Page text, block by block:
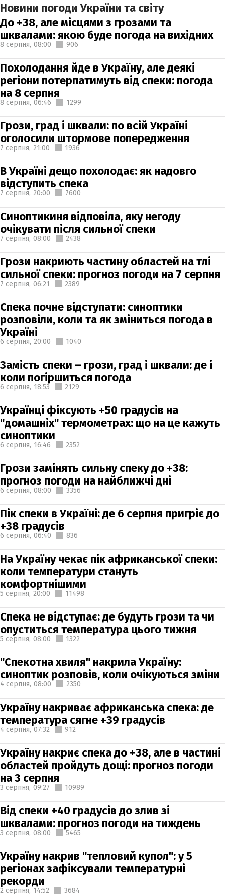
Новини погоди України та світу
До +38, але місцями з грозами та
шквалами: якою буде погода на вихідних
8 серпня, 08:00 906
Похолодання йде в Україну, але деякі
регіони потерпатимуть від спеки: погода
на 8 серпня
8 серпня, 06:46 1299
Грози, град і шквали: по всій Україні
оголосили штормове попередження
7 серпня, 21:00 1936
В Україні дещо похолодає: як надовго
відступить спека
7 серпня, 20:00 7600
Синоптикиня відповіла, яку негоду
очікувати після сильної спеки
7 серпня, 08:00 2438
Грози накриють частину областей на тлі
сильної спеки: прогноз погоди на 7 серпня
7 серпня, 06:21 2389
Спека почне відступати: синоптики
розповіли, коли та як зміниться погода в
Україні
6 серпня, 20:00 1040
Замість спеки – грози, град і шквали: де і
коли погіршиться погода
6 серпня, 18:53 2129
Українці фіксують +50 градусів на
"домашніх" термометрах: що на це кажуть
синоптики
6 серпня, 16:46 2352
Грози замінять сильну спеку до +38:
прогноз погоди на найближчі дні
6 серпня, 08:00 3356
Пік спеки в Україні: де 6 серпня пригріє до
+38 градусів
6 серпня, 06:40 836
На Україну чекає пік африканської спеки:
коли температури стануть
комфортнішими
5 серпня, 20:00 11498
Спека не відступає: де будуть грози та чи
опуститься температура цього тижня
5 серпня, 08:00 1322
"Спекотна хвиля" накрила Україну:
синоптик розповів, коли очікуються зміни
4 серпня, 08:00 2350
Україну накриває африканська спека: де
температура сягне +39 градусів
4 серпня, 07:32 912
Україну накриє спека до +38, але в частині
областей пройдуть дощі: прогноз погоди
на 3 серпня
3 серпня, 09:27 10989
Від спеки +40 градусів до злив зі
шквалами: прогноз погоди на тиждень
3 серпня, 08:00 5465
Україну накрив "тепловий купол": у 5
регіонах зафіксували температурні
рекорди
2 серпня, 14:52 3684